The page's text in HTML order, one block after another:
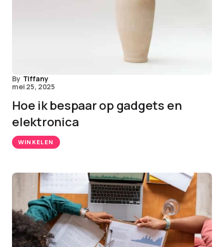
By Tiffany
mei 25, 2025
Hoe ik bespaar op gadgets en
elektronica
WINKELEN